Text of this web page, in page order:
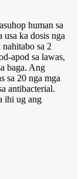
human sa
usa ka dosis nga
sa 2
apod sa lawas,
baga. Ang
sa 20 nga mga
antibacterial.
ihi ug ang